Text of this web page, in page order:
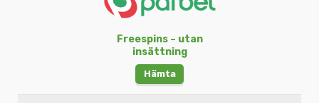
Freespins – utan
insättning
Hämta